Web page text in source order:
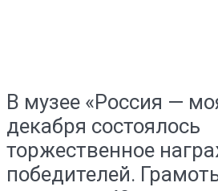
В музее «Россия —
декабря состоялось
торжественное
победителей.